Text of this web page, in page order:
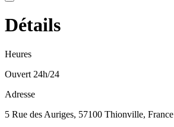
Détails
Heures
Ouvert 24h/24
Adresse
5 Rue des Auriges, 57100 Thionville, France